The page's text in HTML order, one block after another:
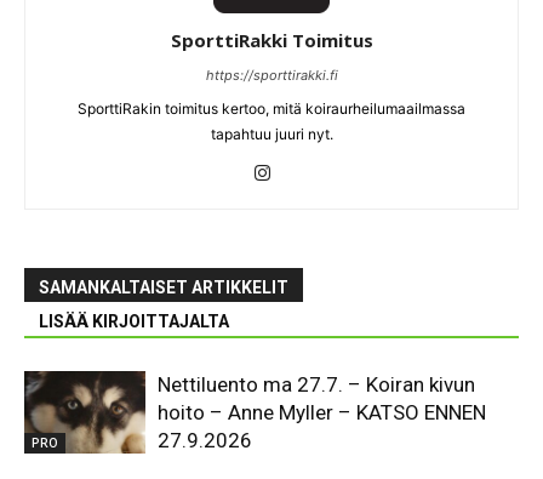
SporttiRakki Toimitus
https://sporttirakki.fi
SporttiRakin toimitus kertoo, mitä koiraurheilumaailmassa
tapahtuu juuri nyt.
SAMANKALTAISET ARTIKKELIT
LISÄÄ KIRJOITTAJALTA
PRO
Nettiluento ma 27.7. – Koiran kivun
hoito – Anne Myller – KATSO ENNEN
27.9.2026